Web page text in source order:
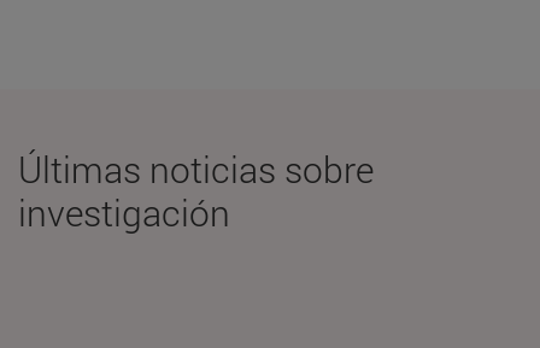
Últimas noticias sobre
investigación